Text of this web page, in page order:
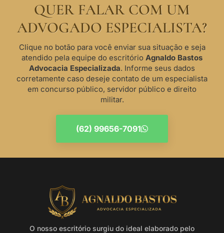
QUER FALAR COM UM
ADVOGADO ESPECIALISTA?
Clique no botão para você enviar sua situação e seja
atendido pela equipe do escritório Agnaldo Bastos
Advocacia Especializada. Informe seus dados
corretamente caso deseje contato de um especialista
em concurso público, servidor público e direito
militar.
(62) 99656-7091
O nosso escritório surgiu do ideal elaborado pelo